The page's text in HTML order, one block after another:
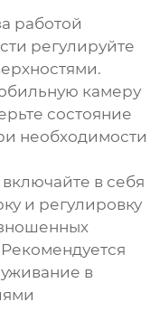
работой
регулируйте
камеру
состояние
необходимости
в себя
и регулировку
в